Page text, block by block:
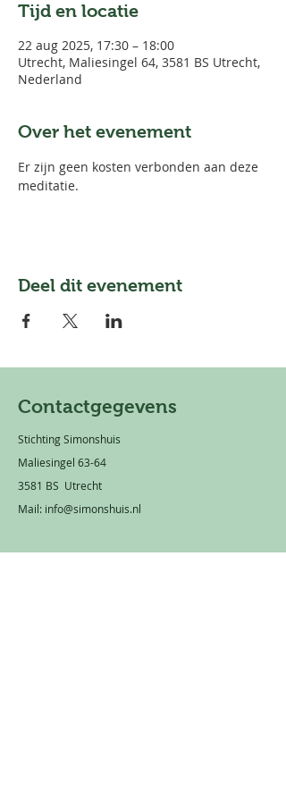
Tijd en locatie
22 aug 2025, 17:30 – 18:00
Utrecht, Maliesingel 64, 3581 BS Utrecht,
Nederland
Over het evenement
Er zijn geen kosten verbonden aan deze
meditatie.
Deel dit evenement
Contactgegevens
Stichting Simonshuis
Maliesingel 63-64
3581 BS Utrecht
Mail: info@simonshuis.nl